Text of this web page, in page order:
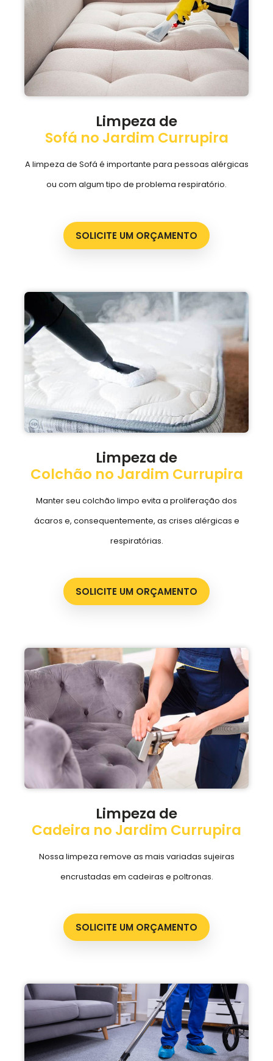
Limpeza de
Sofá no Jardim Currupira
A limpeza de Sofá é importante para pessoas alérgicas
ou com algum tipo de problema respiratório.
SOLICITE UM ORÇAMENTO
Limpeza de
Colchão no Jardim Currupira
Manter seu colchão limpo evita a proliferação dos
ácaros e, consequentemente, as crises alérgicas e
respiratórias.
SOLICITE UM ORÇAMENTO
Limpeza de
Cadeira no Jardim Currupira
Nossa limpeza remove as mais variadas sujeiras
encrustadas em cadeiras e poltronas.
SOLICITE UM ORÇAMENTO